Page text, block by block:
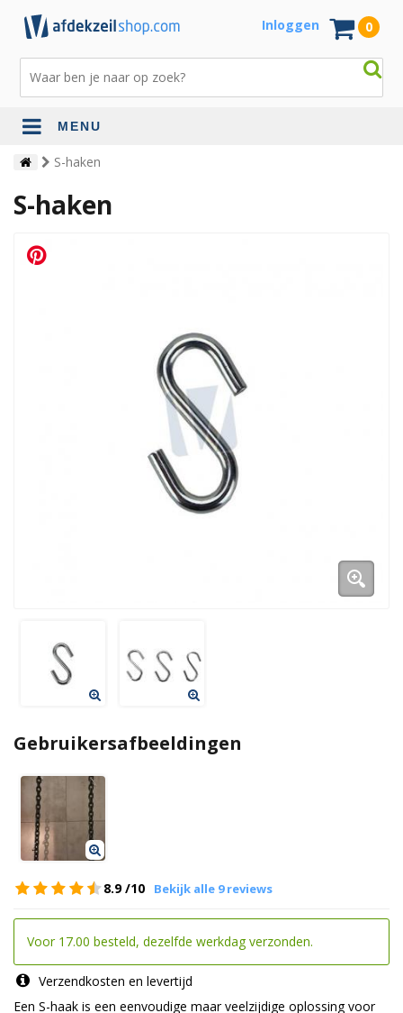
Inloggen 0
MENU
S-haken
S-haken
Gebruikersafbeeldingen
8.9 /10 Bekijk alle 9 reviews
Voor 17.00 besteld, dezelfde werkdag verzonden.
Verzendkosten en levertijd
Een S-haak is een eenvoudige maar veelzijdige oplossing voor